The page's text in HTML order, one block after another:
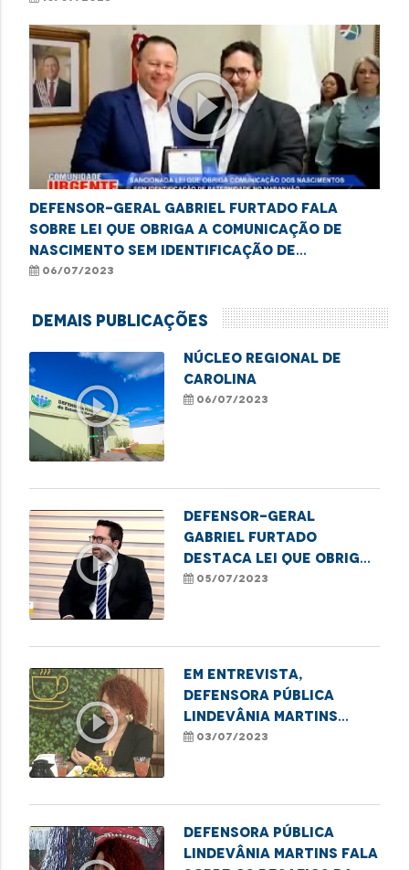
play_circle_outline
Defensor-Geral Gabriel Furtado fala
sobre lei que obriga a comunicação de
nascimento sem identificação de
paternidade à DPE
06/07/2023
Demais Publicações
play_circle_outline
NÚCLEO REGIONAL DE
CAROLINA
06/07/2023
play_circle_outline
Defensor-Geral
Gabriel Furtado
destaca lei que obriga
a comunicação de
paternidade à
Estado
05/07/2023
play_circle_outline
Em entrevista,
defensora pública
Lindevânia Martins
destaca a importância
03/07/2023
Defensora pública
Lindevânia Martins fala